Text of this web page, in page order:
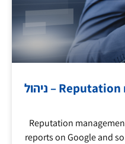
Reputation management in France – ניהול
Reputation
reports on Google and